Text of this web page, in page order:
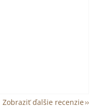
z 5 hviezdičiek.
Zobraziť ďalšie recenzie